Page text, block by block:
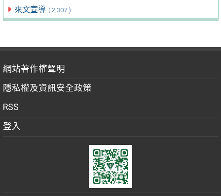
來文宣導 ( 2,307 )
網站著作權聲明
隱私權及資訊安全政策
RSS
登入